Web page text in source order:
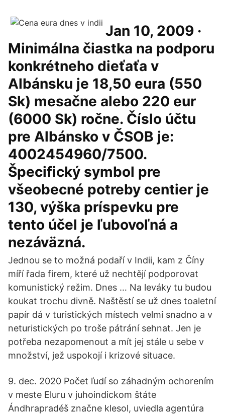
Jan 10, 2009 ·
Minimálna čiastka na podporu
konkrétneho dieťaťa v
Albánsku je 18,50 eura (550
Sk) mesačne alebo 220 eur
(6000 Sk) ročne. Číslo účtu
pre Albánsko v ČSOB je:
4002454960/7500.
Špecifický symbol pre
všeobecné potreby centier je
130, výška príspevku pre
tento účel je ľubovoľná a
nezáväzná.
Jednou se to možná podaří v Indii, kam z Číny
míří řada firem, které už nechtějí podporovat
komunistický režim. Dnes … Na leváky tu budou
koukat trochu divně. Naštěstí se už dnes toaletní
papír dá v turistických místech velmi snadno a v
neturistických po troše pátrání sehnat. Jen je
potřeba nezapomenout a mít jej stále u sebe v
množství, jež uspokojí i krizové situace.
9. dec. 2020 Počet ľudí so záhadným ochorením
v meste Eluru v juhoindickom štáte
Ándhrapradéš značne klesol, uviedla agentúra